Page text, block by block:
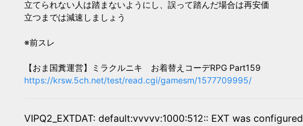
立てられない人は踏まないようにし、誤って踏んだ場合は再安価
立つまでは減速しましょう
※前スレ
【おま国糞運営】ミラクルニキ お着替えコーデRPG Part159
https://krsw.5ch.net/test/read.cgi/gamesm/1577709995/
VIPQ2_EXTDAT: default:vvvvv:1000:512:: EXT was configured